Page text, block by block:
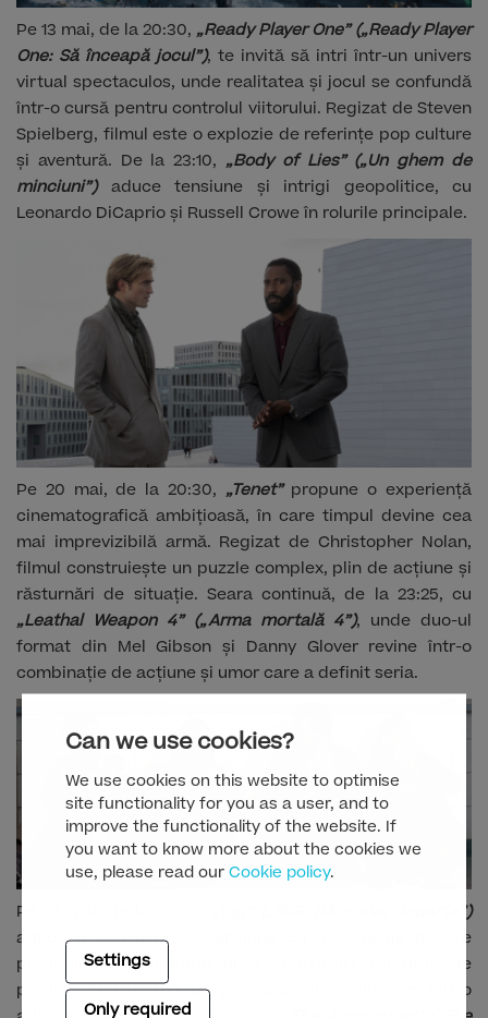
Can we use cookies?
We use cookies on this website to optimise
site functionality for you as a user, and to
improve the functionality of the website. If
you want to know more about the cookies we
use, please read our Cookie policy.
Settings
Only required
Pe 13 mai, de la 20:30, „Ready Player One” („Ready Player
One: Să înceapă jocul”), te invită să intri într-un univers
virtual spectaculos, unde realitatea și jocul se confundă
într-o cursă pentru controlul viitorului. Regizat de Steven
Spielberg, filmul este o explozie de referințe pop culture
și aventură. De la 23:10, „Body of Lies” („Un ghem de
minciuni”)aduce tensiune și intrigi geopolitice, cu
Leonardo DiCaprio și Russell Crowe în rolurile principale.
Pe 20 mai, de la 20:30, „Tenet” propune o experiență
cinematografică ambițioasă, în care timpul devine cea
mai imprevizibilă armă. Regizat de Christopher Nolan,
filmul construiește un puzzle complex, plin de acțiune și
răsturnări de situație. Seara continuă, de la 23:25, cu
„Leathal Weapon 4” („Arma mortală 4”), unde duo-ul
format din Mel Gibson și Danny Glover revine într-o
combinație de acțiune și umor care a definit seria.
Pe 27 mai, de la 20:30,
„Tag” („TAG: Dă-o mai departe”)
aduce o pauză de la tensiune cu o comedie despre
prietenie și competiție dusă la extrem. Un grup de
prieteni transformă un joc aparent copilăresc într-o